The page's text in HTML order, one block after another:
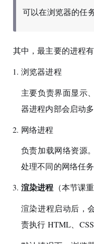
可以在浏览器的任
其中，最主要的进程有
浏览器进程
主要负责界面显示
器进程内部会启动
网络进程
负责加载网络资源
处理不同的网络任务
渲染进程 （本节课
渲染进程启动后，
责执行 HTML、CSS